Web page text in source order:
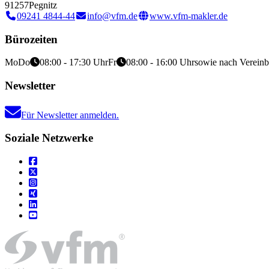
91257Pegnitz
09241 4844-44
info@vfm.de www.vfm-makler.de
Bürozeiten
MoDo 08:00 - 17:30 UhrFr 08:00 - 16:00 Uhrsowie nach
Newsletter
Für Newsletter anmelden.
Soziale Netzwerke